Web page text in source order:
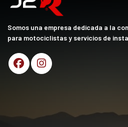
Somos una empresa dedicada a la
para motociclistas y servicios de